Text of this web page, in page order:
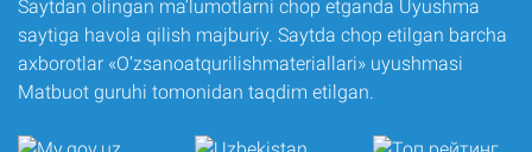
Saytdan olingan ma’lumotlarni chop etganda Uyushma
saytiga havola qilish majburiy. Saytda chop etilgan barcha
axborotlar «O‘zsanoatqurilishmateriallari» uyushmasi
Matbuot guruhi tomonidan taqdim etilgan.